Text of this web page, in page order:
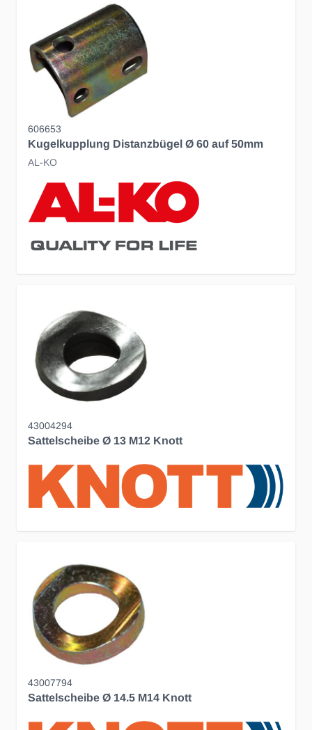
606653
Kugelkupplung Distanzbügel Ø 60 auf 50mm
AL-KO
43004294
Sattelscheibe Ø 13 M12 Knott
43007794
Sattelscheibe Ø 14.5 M14 Knott